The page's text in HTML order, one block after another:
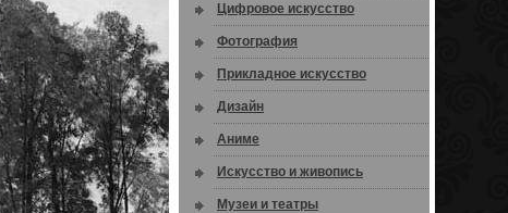
Цифровое искусство
Фотография
Прикладное искусство
Дизайн
Аниме
Искусство и живопись
Музеи и театры